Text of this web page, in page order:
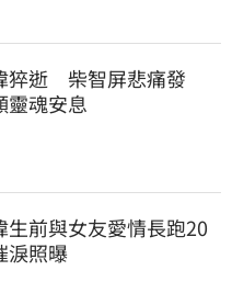
猝逝　柴智屏悲痛發
靈魂安息
生前與女友愛情長跑20
淚照曝